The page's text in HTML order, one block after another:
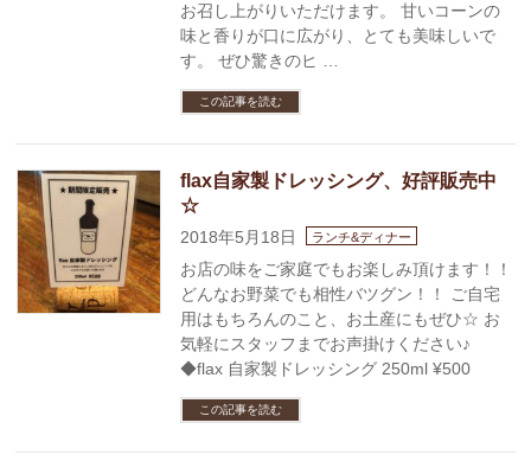
お召し上がりいただけます。 甘いコーンの
味と香りが口に広がり、とても美味しいで
す。 ぜひ驚きのヒ …
この記事を読む
flax自家製ドレッシング、好評販売中
☆
2018年5月18日 ランチ&ディナー
お店の味をご家庭でもお楽しみ頂けます！！
どんなお野菜でも相性バツグン！！ ご自宅
用はもちろんのこと、お土産にもぜひ☆ お
気軽にスタッフまでお声掛けください♪
◆flax 自家製ドレッシング 250ml ¥500
この記事を読む